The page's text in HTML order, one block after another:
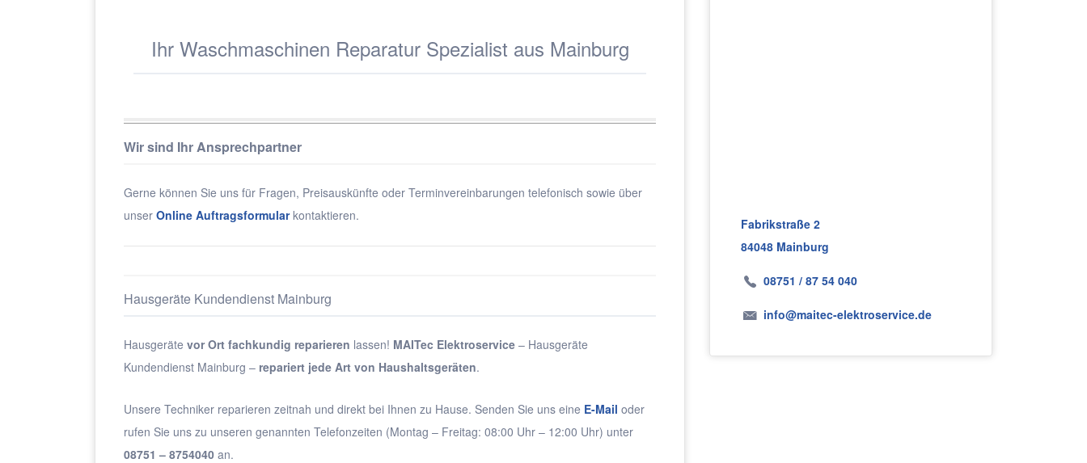
Ihr Waschmaschinen Reparatur Spezialist aus Mainburg
Wir sind Ihr Ansprechpartner
Gerne können Sie uns für Fragen, Preisauskünfte oder Terminvereinbarungen telefonisch sowie über
unser Online Auftragsformularkontaktieren.
Hausgeräte Kundendienst Mainburg
Hausgeräte vor Ort fachkundig reparieren lassen! MAITec Elektroservice – Hausgeräte
Kundendienst Mainburg – repariert jede Art von Haushaltsgeräten.
Unsere Techniker reparieren zeitnah und direkt bei Ihnen zu Hause. Senden Sie uns eine E-Mail oder
rufen Sie uns zu unseren genannten Telefonzeiten (Montag – Freitag: 08:00 Uhr – 12:00 Uhr) unter
08751 – 8754040 an.
Fabrikstraße 2
84048 Mainburg
08751 / 87 54 040
info@maitec-elektroservice.de